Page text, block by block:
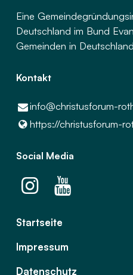
Eine
Deutschland im Bund
Gemeinden in
Kontakt
info@​christusforum-
https://christusforum-
Social Media
Startseite
Impressum
Datenschutz